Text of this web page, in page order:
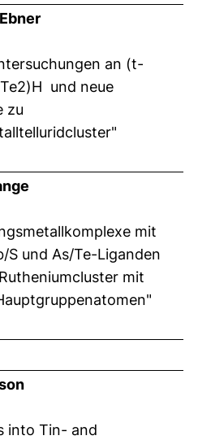
an (t-
und neue
zu
mit
S und As/Te-Liganden
mit
into Tin- and